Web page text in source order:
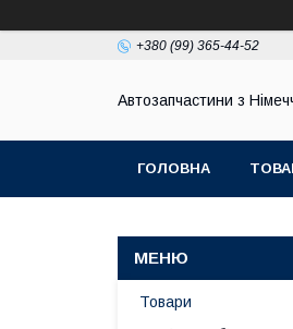
+380 (99) 365-44-52
Автозапчастини з
ГОЛОВНА
Товари